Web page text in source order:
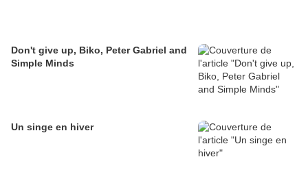
Don't give up, Biko, Peter Gabriel and
Simple Minds
Un singe en hiver